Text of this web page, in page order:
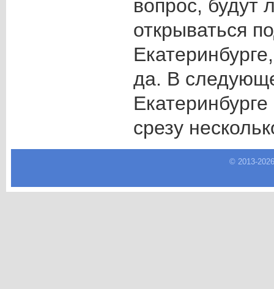
вопрос, будут
открываться
да. В
срезу
© 2013-